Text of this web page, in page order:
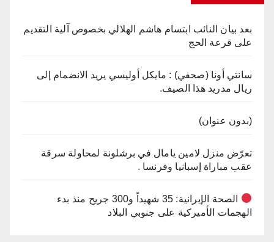
بعد بيان النائب ابتسام هاشم الهلالي بخصوص آلية التقديم
على قرعة الحج
سانتي أونا (صحفي) : مايكل أوليسي يريد الانضمام إلى
ريال مدريد هذا الصيف.
(بدون عنوان)
تعرّض منزل لامين يامال في برشلونة لمحاولة سرقة
عقب مباراة إسبانيا وفرنسا .
الصحة الإيرانية: 35 شهيداً و300 جريح منذ بدء
الهجمات الأميركية على جنوبي البلاد